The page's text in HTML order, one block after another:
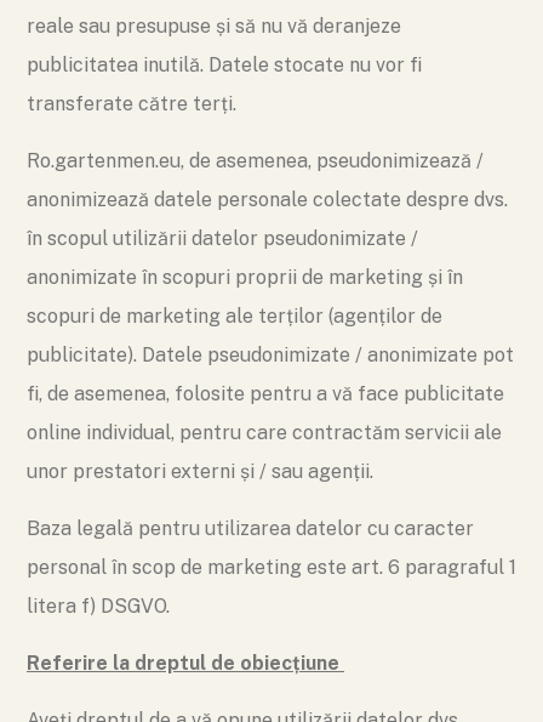
reale sau presupuse și să nu vă deranjeze
publicitatea inutilă. Datele stocate nu vor fi
transferate către terți.
Ro.gartenmen.eu, de asemenea, pseudonimizează /
anonimizează datele personale colectate despre dvs.
în scopul utilizării datelor pseudonimizate /
anonimizate în scopuri proprii de marketing și în
scopuri de marketing ale terților (agenților de
publicitate). Datele pseudonimizate / anonimizate pot
fi, de asemenea, folosite pentru a vă face publicitate
online individual, pentru care contractăm servicii ale
unor prestatori externi și / sau agenții.
Baza legală pentru utilizarea datelor cu caracter
personal în scop de marketing este art. 6 paragraful 1
litera f) DSGVO.
Referire la dreptul de obiecțiune